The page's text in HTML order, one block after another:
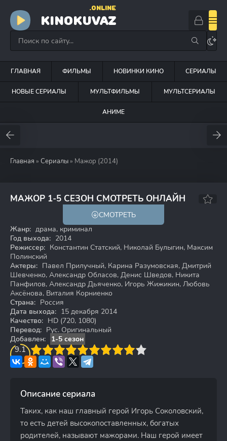
KINOKUVAZ
.ONLINE
ГЛАВНАЯ ФИЛЬМЫ НОВИНКИ КИНО СЕРИАЛЫ
НОВЫЕ СЕРИАЛЫ МУЛЬТФИЛЬМЫ МУЛЬТСЕРИАЛЫ
АНИМЕ
Главная » Сериалы » Мажор (2014)
МАЖОР 1-5 СЕЗОН СМОТРЕТЬ ОНЛАЙН
8.2 7.5
СМОТРЕТЬ
Жанр: драма, криминал
Год выхода: 2014
Режиссер: Константин Статский, Николай Булыгин, Максим
Полинский
Актеры: Павел Прилучный, Карина Разумовская, Дмитрий
Шевченко, Александр Обласов, Денис Шведов, Никита
Панфилов, Александр Дьяченко, Игорь Жижикин, Любовь
Аксёнова, Виталия Корниенко
Страна: Россия
Дата выхода: 15 декабря 2014
Качество: HD (720, 1080)
Перевод: Рус. Оригинальный
Добавлен:
1-5 сезон
9.1
4 5 6 7 8 9 10
Описание сериала
Таких, как наш главный герой Игорь Соколовский,
то есть детей высокопоставленных, богатых
родителей, называют мажорами. Наш герой имеет